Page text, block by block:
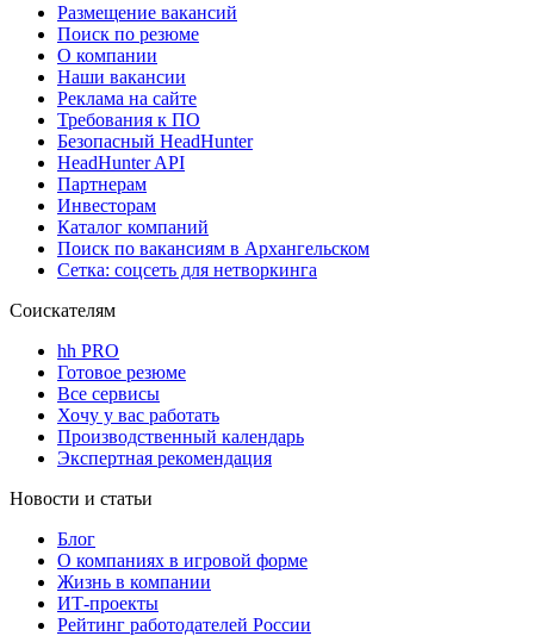
Размещение вакансий
Поиск по резюме
О компании
Наши вакансии
Реклама на сайте
Требования к ПО
Безопасный HeadHunter
HeadHunter API
Партнерам
Инвесторам
Каталог компаний
Поиск по вакансиям в Архангельском
Сетка: соцсеть для нетворкинга
Соискателям
hh PRO
Готовое резюме
Все сервисы
Хочу у вас работать
Производственный календарь
Экспертная рекомендация
Новости и статьи
Блог
О компаниях в игровой форме
Жизнь в компании
ИТ-проекты
Рейтинг работодателей России